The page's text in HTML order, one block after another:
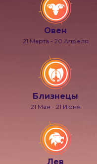
Овен
21 Марта - 20 Апреля
Близнецы
21 Мая - 21 Июня
Лев